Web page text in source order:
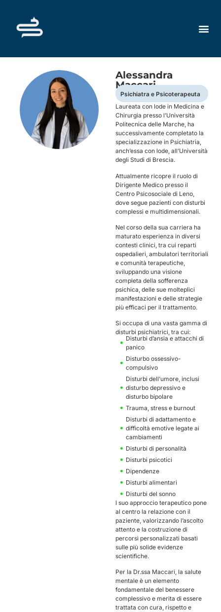
Alessandra
Maccari
Psichiatra e Psicoterapeuta
Laureata con lode in Medicina e
Chirurgia presso l’Università
Politecnica delle Marche, ha
successivamente completato la
specializzazione in Psichiatria,
anch’essa con lode, all’Università
degli Studi di Brescia.
Attualmente ricopre il ruolo di
Dirigente Medico presso il
Centro Psicosociale di Leno,
dove segue pazienti con disturbi
complessi e multidimensionali.
Nel corso della sua carriera ha
maturato esperienza in diversi
contesti clinici, tra cui reparti
ospedalieri, ambulatori territoriali
e comunità terapeutiche,
sviluppando una visione
completa della sofferenza
psichica, delle sue molteplici
manifestazioni e delle strategie
più efficaci per il trattamento.
Si occupa di una vasta gamma di
disturbi psichiatrici, tra cui:
Disturbi d’ansia e attacchi di
panico
Disturbo ossessivo-
compulsivo
Disturbi dell’umore, inclusi
disturbo depressivo e
disturbo bipolare
Trauma, stress e burnout
Disturbi di adattamento e
difficoltà emotive legate ai
cambiamenti
Disturbi di personalità
Disturbi psicotici
Dipendenze
Disturbi alimentari
Disturbi del sonno
l suo approccio terapeutico pone
al centro la relazione con il
paziente, valorizzando l’ascolto
attento e la costruzione di
percorsi personalizzati basati
sulle più solide evidenze
scientifiche.
Per la Dr.ssa Maccari, la salute
mentale è un elemento
fondamentale del benessere
complessivo e merita di essere
trattata con cura, rispetto e